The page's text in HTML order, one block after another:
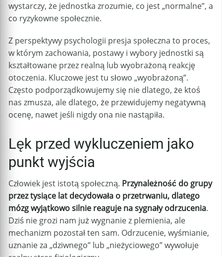
wystarczy, że jednostka zrozumie, co jest „normalne”, a
co ryzykowne społecznie.
Z perspektywy psychologii presja społeczna to proces,
w którym zachowania, postawy i wybory jednostki są
kształtowane przez realną lub wyobrażoną reakcję
otoczenia. Kluczowe jest tu słowo „wyobrażoną”.
Często podporządkowujemy się nie dlatego, że ktoś
nas zmusza, ale dlatego, że przewidujemy negatywną
ocenę, nawet jeśli nigdy ona nie nastąpiła.
Lęk przed wykluczeniem jako
punkt wyjścia
Człowiek jest istotą społeczną. Przynależność do grupy
przez tysiące lat decydowała o przetrwaniu, dlatego
mózg wyjątkowo silnie reaguje na sygnały odrzucenia.
Dziś nie grozi nam już wygnanie z plemienia, ale
mechanizm pozostał ten sam. Odrzucenie, wyśmianie,
uznanie za „dziwnego” lub „nieżyciowego” wywołuje